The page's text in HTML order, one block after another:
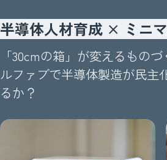
半導体人材育成 × ミニ
「30cmの箱」が変えるものづ
ルファブで半導体製造が民主
るか？